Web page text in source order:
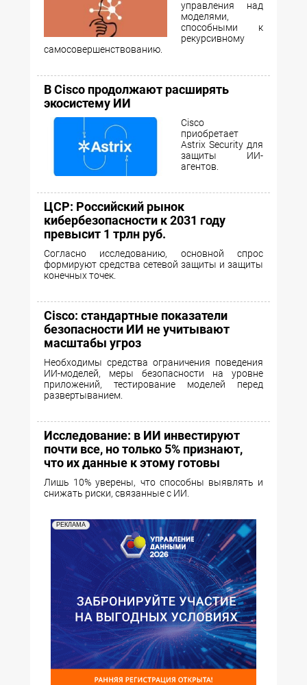
управления над
моделями,
способными к
рекурсивному
самосовершенствованию.
В Cisco продолжают расширять
экосистему ИИ
Cisco
приобретает
Astrix Security для
защиты ИИ-
агентов.
ЦСР: Российский рынок
кибербезопасности к 2031 году
превысит 1 трлн руб.
Согласно исследованию, основной спрос
формируют средства сетевой защиты и защиты
конечных точек.
Cisco: стандартные показатели
безопасности ИИ не учитывают
масштабы угроз
Необходимы средства ограничения поведения
ИИ-моделей, меры безопасности на уровне
приложений, тестирование моделей перед
развертыванием.
Исследование: в ИИ инвестируют
почти все, но только 5% признают,
что их данные к этому готовы
Лишь 10% уверены, что способны выявлять и
снижать риски, связанные с ИИ.
РЕКЛАМА